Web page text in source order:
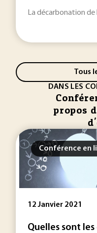
La décarbonation de
Tous
DANS LES
propos
Conférence en
12 Janvier 2021
Quelles sont